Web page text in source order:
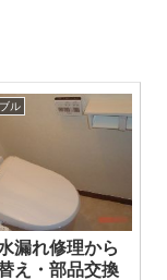
ル
漏れ修理から
え・部品交換